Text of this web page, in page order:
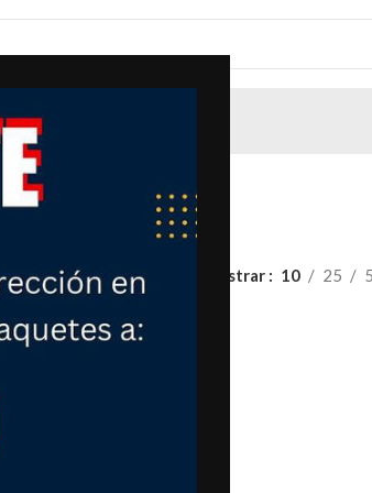
Mostrar 10 25